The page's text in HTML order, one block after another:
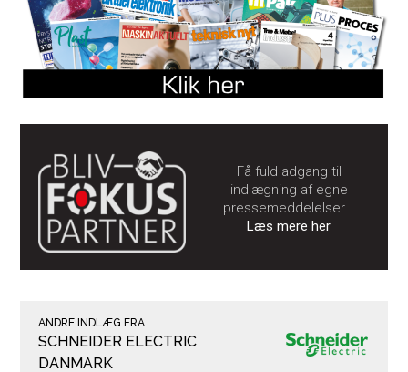
Få fuld adgang til
indlægning af egne
pressemeddelelser...
Læs mere her
ANDRE INDLÆG FRA
SCHNEIDER ELECTRIC
DANMARK